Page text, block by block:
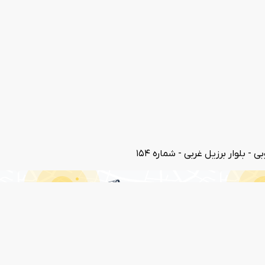
برزیل غربی - شماره 154